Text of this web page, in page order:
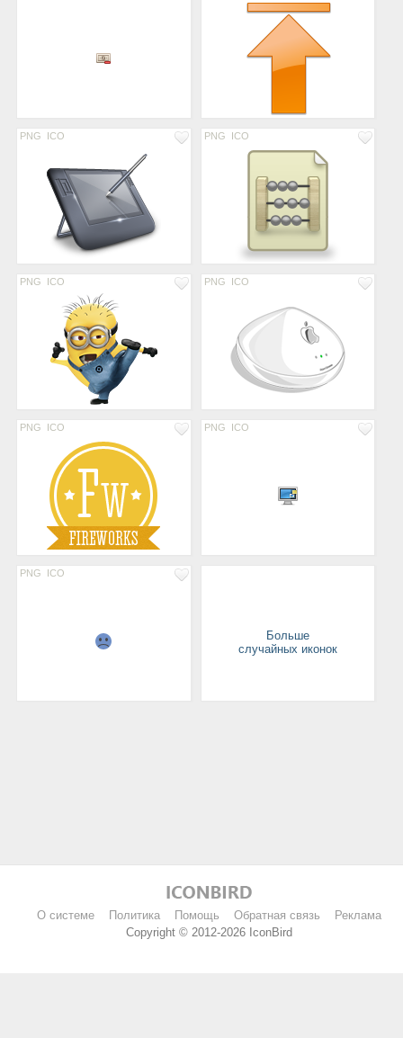
PNG ICO PNG ICO
PNG ICO PNG ICO
PNG ICO PNG ICO
PNG ICO
Больше
случайных иконок
О системе Политика Помощь Обратная связь
Реклама
Copyright © 2012-2026 IconBird